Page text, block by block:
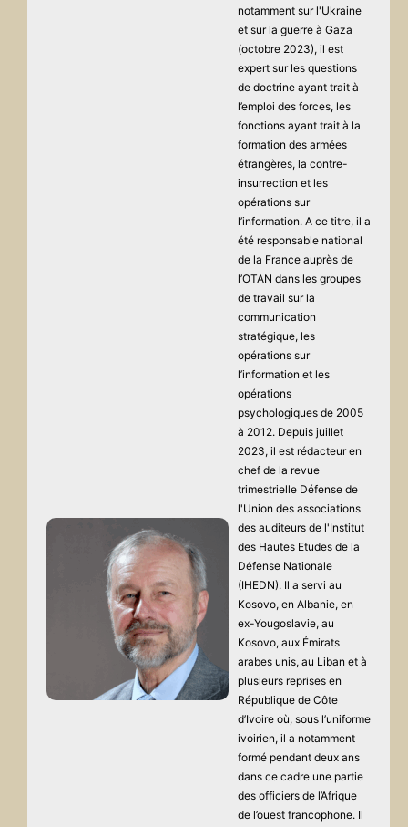
notamment sur l'Ukraine
et sur la guerre à Gaza
(octobre 2023), il est
expert sur les questions
de doctrine ayant trait à
l’emploi des forces, les
fonctions ayant trait à la
formation des armées
étrangères, la contre-
insurrection et les
opérations sur
l’information. A ce titre, il a
été responsable national
de la France auprès de
l’OTAN dans les groupes
de travail sur la
communication
stratégique, les
opérations sur
l’information et les
opérations
psychologiques de 2005
à 2012. Depuis juillet
2023, il est rédacteur en
chef de la revue
trimestrielle Défense de
l'Union des associations
des auditeurs de l'Institut
des Hautes Etudes de la
Défense Nationale
(IHEDN). Il a servi au
Kosovo, en Albanie, en
ex-Yougoslavie, au
Kosovo, aux Émirats
arabes unis, au Liban et à
plusieurs reprises en
République de Côte
d’Ivoire où, sous l’uniforme
ivoirien, il a notamment
formé pendant deux ans
dans ce cadre une partie
des officiers de l’Afrique
de l’ouest francophone. Il